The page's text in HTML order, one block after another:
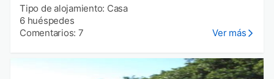
Tipo de alojamiento: Casa
6 huéspedes
Comentarios: 7
Ver más